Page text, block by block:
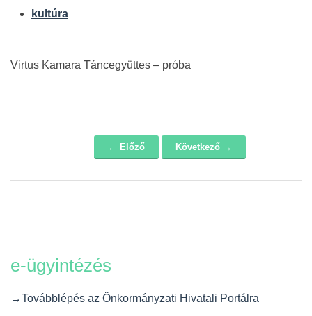
kultúra
Virtus Kamara Táncegyüttes – próba
← Előző Következő →
e-ügyintézés
→Továbblépés az Önkormányzati Hivatali Portálra